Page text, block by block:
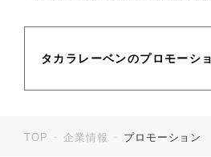
タカラレーベンのプロモーシ
TOP 企業情報 プロモーション